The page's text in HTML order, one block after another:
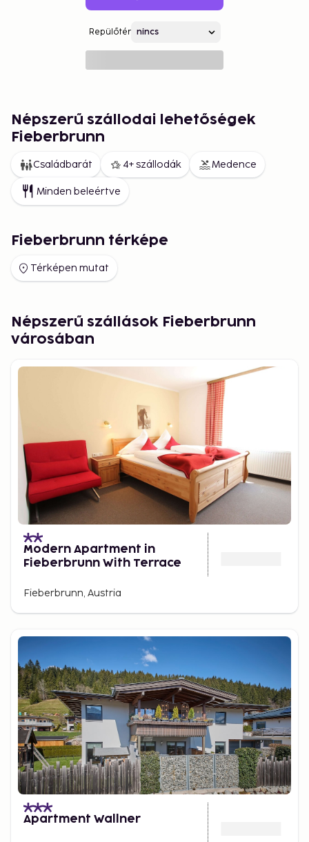
Repülőtér
Népszerű szállodai lehetőségek
Fieberbrunn
Családbarát 4+ szállodák Medence
Minden beleértve
Fieberbrunn térképe
Térképen mutat
Népszerű szállások Fieberbrunn
városában
Modern Apartment in
Fieberbrunn With Terrace
Fieberbrunn, Austria
Apartment Wallner